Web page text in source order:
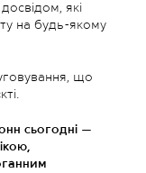
які
на будь-якому
що
сьогодні —